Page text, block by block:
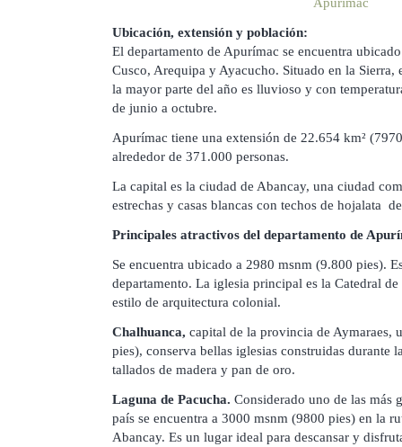
Ubicación, extensión y población:
El departamento de Apurímac se encuentra
Cusco, Arequipa y Ayacucho. Situado en la
la mayor parte del año es lluvioso y con
de junio a octubre.
Apurímac tiene una extensión de 22.654 km²
alrededor de 371.000 personas.
La capital es la ciudad de Abancay, una ciudad
estrechas y casas blancas con techos de hojalata
Principales atractivos del departamento de
Se encuentra ubicado a 2980 msnm (9.800 pies).
departamento. La iglesia principal es la Catedral
estilo de arquitectura colonial.
Chalhuanca, capital de la provincia de Aymaraes,
pies), conserva bellas iglesias construidas durante
tallados de madera y pan de oro.
Laguna de Pacucha. Considerado uno de las más
país se encuentra a 3000 msnm (9800 pies) en la
Abancay. Es un lugar ideal para descansar y